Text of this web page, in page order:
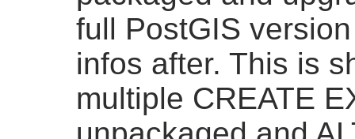
full PostGIS
infos after. This is
multiple CREATE